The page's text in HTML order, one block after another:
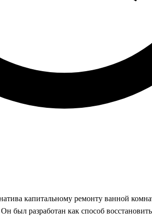
капитальному ремонту ванной
был разработан как способ